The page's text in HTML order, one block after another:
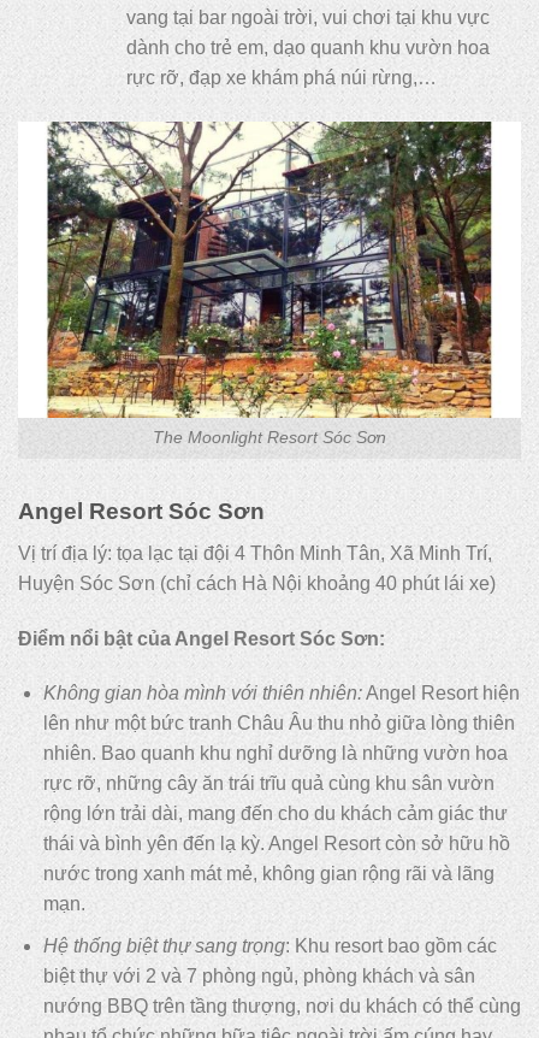
vang tại bar ngoài trời, vui chơi tại khu vực
dành cho trẻ em, dạo quanh khu vườn hoa
rực rỡ, đạp xe khám phá núi rừng,…
The Moonlight Resort Sóc Sơn
Angel Resort Sóc Sơn
Vị trí địa lý: tọa lạc tại đội 4 Thôn Minh Tân, Xã Minh Trí,
Huyện Sóc Sơn (chỉ cách Hà Nội khoảng 40 phút lái xe)
Điểm nổi bật của Angel Resort Sóc Sơn:
Không gian hòa mình với thiên nhiên:Angel Resort hiện
lên như một bức tranh Châu Âu thu nhỏ giữa lòng thiên
nhiên. Bao quanh khu nghỉ dưỡng là những vườn hoa
rực rỡ, những cây ăn trái trĩu quả cùng khu sân vườn
rộng lớn trải dài, mang đến cho du khách cảm giác thư
thái và bình yên đến lạ kỳ. Angel Resort còn sở hữu hồ
nước trong xanh mát mẻ, không gian rộng rãi và lãng
mạn.
Hệ thống biệt thự sang trọng: Khu resort bao gồm các
biệt thự với 2 và 7 phòng ngủ, phòng khách và sân
nướng BBQ trên tầng thượng, nơi du khách có thể cùng